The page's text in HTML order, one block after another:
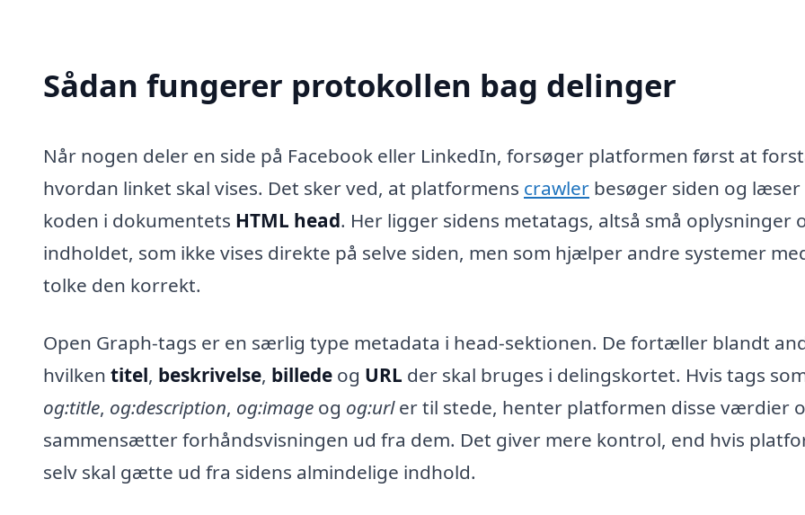
Sådan fungerer protokollen bag delinger
Når nogen deler en side på Facebook eller LinkedIn, forsøger platformen først at
hvordan linket skal vises. Det sker ved, at platformens crawler besøger siden og læser
koden i dokumentets HTML head. Her ligger sidens metatags, altså små oplysninger
indholdet, som ikke vises direkte på selve siden, men som hjælper andre systemer
tolke den korrekt.
Open Graph-tags er en særlig type metadata i head-sektionen. De fortæller blandt
hvilken titel, beskrivelse, billede og URL der skal bruges i delingskortet. Hvis tags
og:title, og:description, og:image og og:urler til stede, henter platformen disse værdier
sammensætter forhåndsvisningen ud fra dem. Det giver mere kontrol, end hvis
selv skal gætte ud fra sidens almindelige indhold.